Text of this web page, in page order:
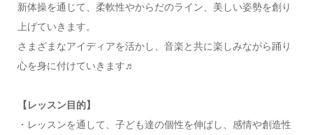
新体操を通じて、柔軟性やからだのライン、美しい姿勢を創り
上げていきます。
さまざまなアイディアを活かし、音楽と共に楽しみながら踊り
心を身に付けていきます♬
【レッスン目的】
・レッスンを通して、子ども達の個性を伸ばし、感情や創造性